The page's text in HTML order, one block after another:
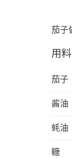
用料
茄子
酱油
蚝油
糖